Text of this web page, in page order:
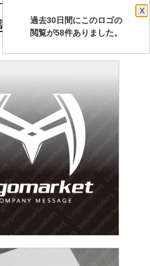
渡 します
過去30日間にこのロゴの
X
閲覧が58件ありました。